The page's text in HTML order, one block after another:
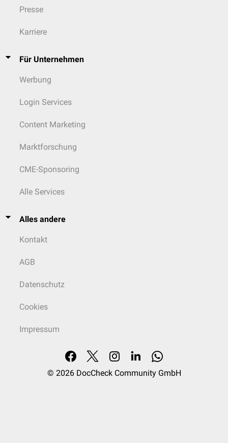
Presse
Karriere
Für Unternehmen
Werbung
Login Services
Content Marketing
Marktforschung
CME-Sponsoring
Alle Services
Alles andere
Kontakt
AGB
Datenschutz
Cookies
Impressum
© 2026 DocCheck Community GmbH